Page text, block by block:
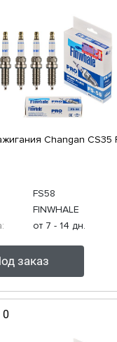
Changan CS35
FS58
FINWHALE
от 7 - 14 дн.
заказ
0